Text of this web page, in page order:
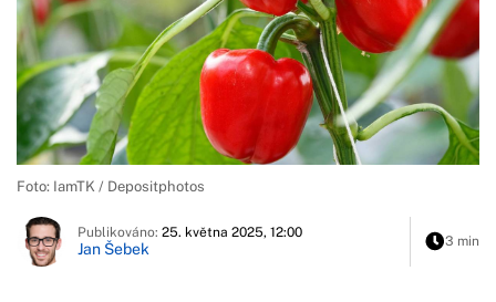
Foto: IamTK / Depositphotos
Publikováno: 25. května 2025, 12:00
Jan Šebek 3 min